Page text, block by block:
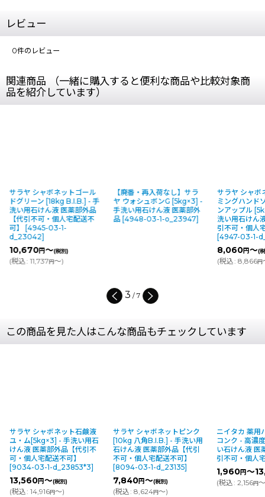
レビュー
0件のレビュー
関連商品 （一緒に購入すると便利な商品や比較対象商
品を紹介しています）
サラヤ シャボネットゴール
ドグリーン [18kg B.I.B.] - 手
洗い用石けん液 医薬部外品
【代引不可・個人宅配送不
可】
[4945-03-1-
d_23042]
10,670円～(税別)
(税込: 11,737円～)
【廃番・再入荷なし】サラ
ヤ ウォシュボンG [5kg×3] -
手洗い用石けん液 医薬部外
品 [4948-03-1-o_23947]
サラヤ シャボ
ミングハンド
ンアップル
洗い用石けん
引不可・個人
[4947-03-1-
8,060円～(
(税込: 8,866円
3 / 7
この商品を見た人はこんな商品もチェックしています
サラヤ シャボネット石鹸液
ユ・ム[5kg×3] - 手洗い用石
けん液 医薬部外品【代引不
可・個人宅配送不可】
[9034-03-1-d_23853*3]
13,560円～(税別)
(税込: 14,916円～)
サラヤ シャボネットピンク
[10kg 八角B.I.B.] - 手洗い用
石けん液 医薬部外品【代引
不可・個人宅配送不可】
[8094-03-1-d_23135]
7,840円～(税別)
(税込: 8,624円～)
ニイタカ 薬用
コンク - 高濃
い石けん液 医
引不可・個人
1,960円～
(税込: 2,156円